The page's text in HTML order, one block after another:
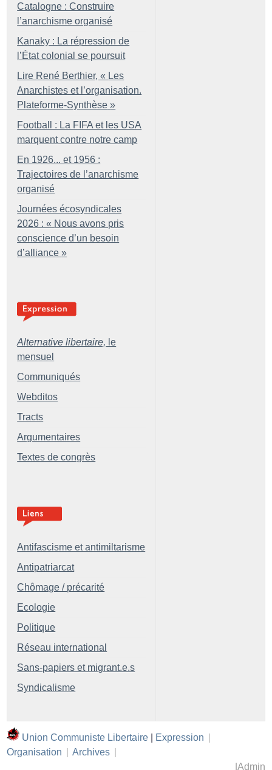
Catalogne : Construire
l’anarchisme organisé
Kanaky : La répression de
l’État colonial se poursuit
Lire René Berthier, « Les
Anarchistes et l’organisation.
Plateforme-Synthèse »
Football : La FIFA et les USA
marquent contre notre camp
En 1926... et 1956 :
Trajectoires de l’anarchisme
organisé
Journées écosyndicales
2026 : « Nous avons pris
conscience d’un besoin
d’alliance »
Alternative libertaire, le
mensuel
Communiqués
Webditos
Tracts
Argumentaires
Textes de congrès
Antifascisme et antimiltarisme
Antipatriarcat
Chômage / précarité
Ecologie
Politique
Réseau international
Sans-papiers et migrant.e.s
Syndicalisme
Union Communiste Libertaire Expression
Organisation
Archives
Admin